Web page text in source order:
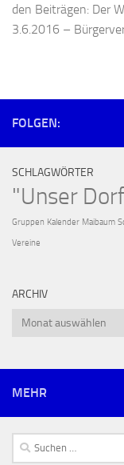
den Beiträgen: Der
3.6.2016 –
FOLGEN:
SCHLAGWÖRTER
"Unser
Gruppen Kalender Maibaum
Vereine
ARCHIV
Archiv
MEHR
Suchen
nach: